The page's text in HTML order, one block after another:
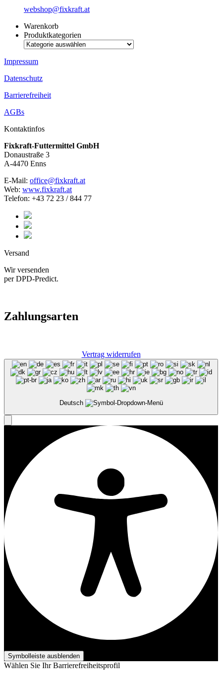
webshop@fixkraft.at
Warenkorb
Produktkategorien
Impressum
Datenschutz
Barrierefreiheit
AGBs
Kontaktinfos
Fixkraft-Futtermittel GmbH
Donaustraße 3
A-4470 Enns
E-Mail: office@fixkraft.at
Web: www.fixkraft.at
Telefon: +43 72 23 / 844 77
Versand
Wir versenden
per DPD-Predict.
Zahlungsarten
Vertrag widerrufen
Deutsch
Symbolleiste ausblenden
Wählen Sie Ihr Barrierefreiheitsprofil